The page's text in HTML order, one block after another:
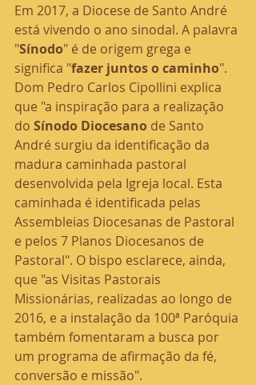
Em 2017, a Diocese de Santo André
está vivendo o ano sinodal. A palavra
"Sínodo" é de origem grega e
significa "fazer juntos o caminho".
Dom Pedro Carlos Cipollini explica
que "a inspiração para a realização
do Sínodo Diocesano de Santo
André surgiu da identificação da
madura caminhada pastoral
desenvolvida pela Igreja local. Esta
caminhada é identificada pelas
Assembleias Diocesanas de Pastoral
e pelos 7 Planos Diocesanos de
Pastoral". O bispo esclarece, ainda,
que "as Visitas Pastorais
Missionárias, realizadas ao longo de
2016, e a instalação da 100ª Paróquia
também fomentaram a busca por
um programa de afirmação da fé,
conversão e missão".